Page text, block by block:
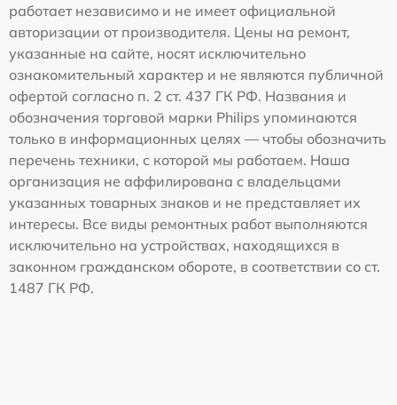
работает независимо и не имеет официальной
авторизации от производителя. Цены на ремонт,
указанные на сайте, носят исключительно
ознакомительный характер и не являются публичной
офертой согласно п. 2 ст. 437 ГК РФ. Названия и
обозначения торговой марки Philips упоминаются
только в информационных целях — чтобы обозначить
перечень техники, с которой мы работаем. Наша
организация не аффилирована с владельцами
указанных товарных знаков и не представляет их
интересы. Все виды ремонтных работ выполняются
исключительно на устройствах, находящихся в
законном гражданском обороте, в соответствии со ст.
1487 ГК РФ.